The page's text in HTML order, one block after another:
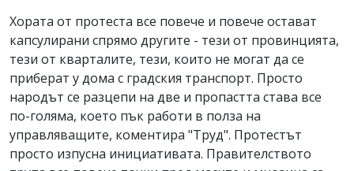
Хората от протеста все повече и повече остават
капсулирани спрямо другите - тези от провинцията,
тези от кварталите, тези, които не могат да се
приберат у дома с градския транспорт. Просто
народът се разцепи на две и пропастта става все
по-голяма, което пък работи в полза на
управляващите, коментира "Труд". Протестът
просто изпусна инициативата. Правителството